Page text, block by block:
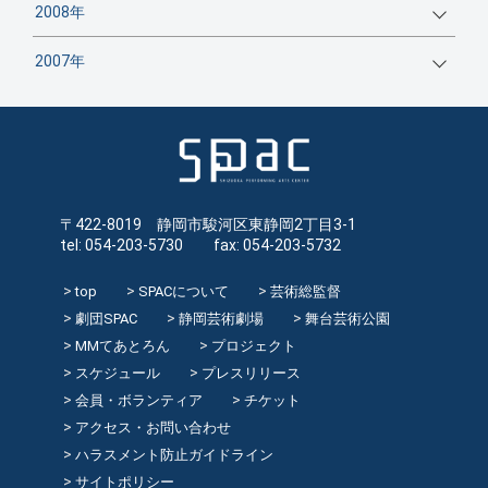
2008年
2007年
〒422-8019 静岡市駿河区東静岡2丁目3-1
tel: 054-203-5730 fax: 054-203-5732
top SPACについて
芸術総監督
劇団SPAC
静岡芸術劇場
舞台芸術公園
MMてあとろん
プロジェクト
スケジュール
プレスリリース
会員・ボランティア
チケット
アクセス・お問い合わせ
ハラスメント防止ガイドライン
サイトポリシー